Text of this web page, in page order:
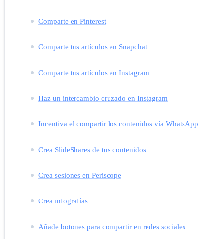
Comparte en Pinterest
Comparte tus artículos en Snapchat
Comparte tus artículos en Instagram
Haz un intercambio cruzado en Instagram
Incentiva el compartir los contenidos vía WhatsApp
Crea SlideShares de tus contenidos
Crea sesiones en Periscope
Crea infografías
Añade botones para compartir en redes sociales